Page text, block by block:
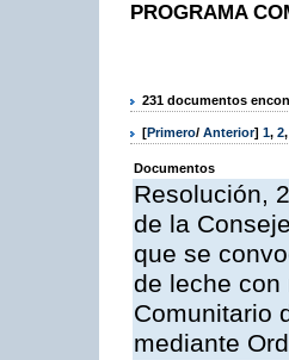
PROGRAMA
231 documentos
[Primero/ Anterior] 1, 2,
Documentos
Resolución,
de la
que se
de leche con
Comunitario
mediante